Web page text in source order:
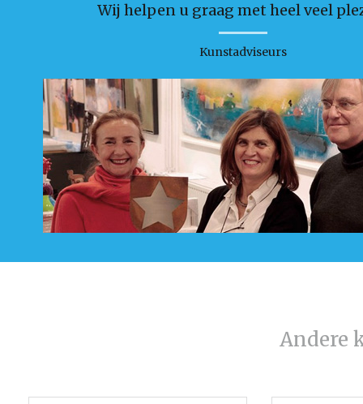
Wij helpen u graag met heel veel
Kunstadviseurs
Andere